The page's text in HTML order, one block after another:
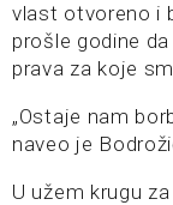
vlast otvoreno i
prošle godine
prava za koje
„Ostaje nam
naveo je
U užem krugu